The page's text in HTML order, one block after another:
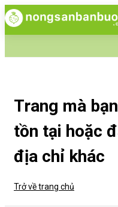
Trang mà
tồn tại hoặc
địa chỉ khác
Trở về trang chủ